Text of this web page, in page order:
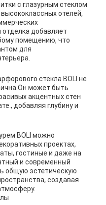
с глазурным стеклом
отелей,
добавляет
помещению, что
для
стекла BOLI не
может быть
акцентных стен
добавляя глубину и
BOLI можно
проектах,
гостиные и даже на
и современный
общую эстетическую
создавая